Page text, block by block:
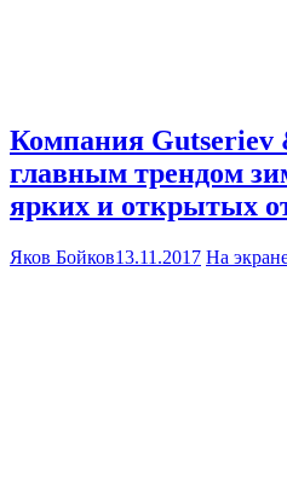
Компания Gutseriev
главным трендом
ярких и открытых
Яков Бойков13.11.2017 На